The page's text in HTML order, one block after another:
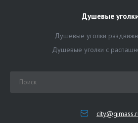
Душевые
Душевые уголки
Душевые уголки с